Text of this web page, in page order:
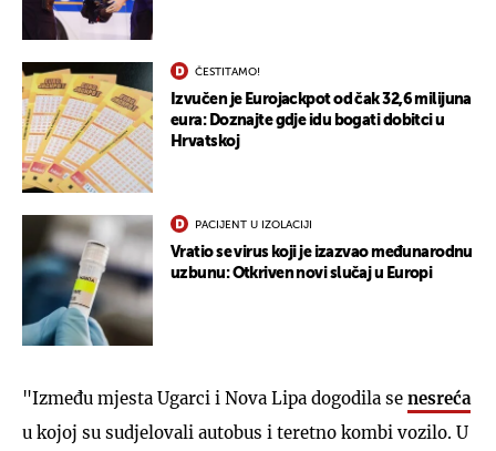
ČESTITAMO!
Izvučen je Eurojackpot od čak 32,6 milijuna
eura: Doznajte gdje idu bogati dobitci u
Hrvatskoj
PACIJENT U IZOLACIJI
Vratio se virus koji je izazvao međunarodnu
uzbunu: Otkriven novi slučaj u Europi
"Između mjesta Ugarci i Nova Lipa dogodila se nesreća
u kojoj su sudjelovali autobus i teretno kombi vozilo. U